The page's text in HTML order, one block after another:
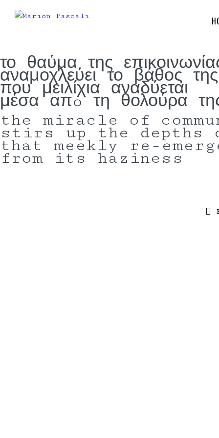
το θαύμα της
αναμοχλεύει το βάθος
που μειλίχια αναδύεται
μέσα απo τη θολούρα
the miracle of
stirs up the depths
that meekly re-
from its haziness